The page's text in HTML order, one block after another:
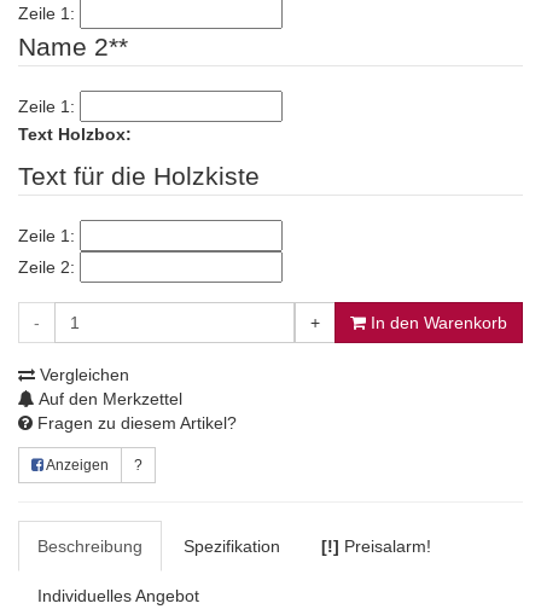
Zeile 1:
Name 2**
Zeile 1:
Text Holzbox:
Text für die Holzkiste
Zeile 1:
Zeile 2:
- + In den Warenkorb
Vergleichen
Auf den Merkzettel
Fragen zu diesem Artikel?
Anzeigen ?
Beschreibung Spezifikation [!] Preisalarm!
Individuelles Angebot